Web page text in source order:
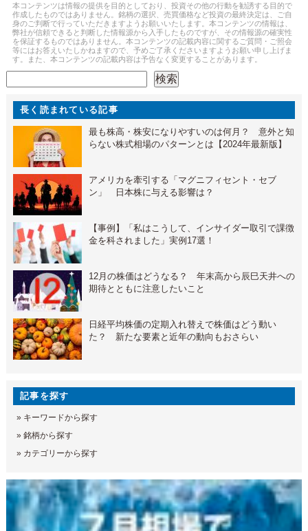
本コンテンツは情報の提供を目的としており、投資その他の行動を勧誘する目的で
作成したものではありません。銘柄の選択、売買価格など投資の最終決定は、ご自
身のご判断で行っていただきますようお願いいたします。本コンテンツの情報は、
弊社が信頼できると判断した情報源から入手したものですが、その情報源の確実性
を保証するものではありません。本コンテンツの記載内容に関するご質問・ご照会
等にはお答えいたしかねますので、予めご了承くださいますようお願い申し上げま
す。また、本コンテンツの記載内容は予告なく変更することがあります。
検索
長く読まれている記事
最も株高・株安になりやすいのは何月？ 意外と知
らない株式相場のパターンとは【2024年最新版】
アメリカを牽引する「マグニフィセント・セブ
ン」 日本株に与える影響は？
【事例】「私はこうして、インサイダー取引で課徴
金を科されました」実例17選！
12月の株価はどうなる？ 年末高から辰巳天井への
期待とともに注意したいこと
日経平均株価の定期入れ替えで株価はどう動い
た？ 新たな要素と近年の動向もおさらい
記事を探す
» キーワードから探す
» 銘柄から探す
» カテゴリーから探す